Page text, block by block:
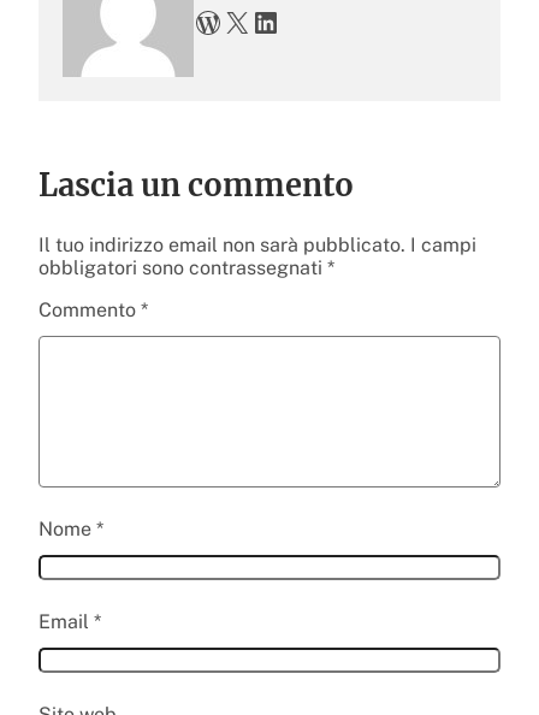
WordPress X LinkedIn
Lascia un commento
Il tuo indirizzo email non sarà pubblicato. I campi
obbligatori sono contrassegnati *
Commento *
Nome *
Email *